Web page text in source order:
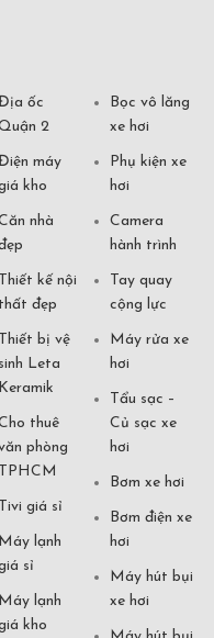
ốc
2
máy
kho
nhà
Thiết kế nội
thất đẹp
Thiết bị vệ
sinh Leta
Keramik
thuê
phòng
TPHCM
Tivi giá sỉ
Máy lạnh
sỉ
Máy lạnh
kho
Bọc vô lăng
xe hơi
Phụ kiện xe
hơi
Camera
hành trình
Tay quay
cộng lực
Máy rửa xe
hơi
Tẩu sạc –
Củ sạc xe
hơi
Bơm xe hơi
Bơm điện xe
hơi
Máy hút bụi
xe hơi